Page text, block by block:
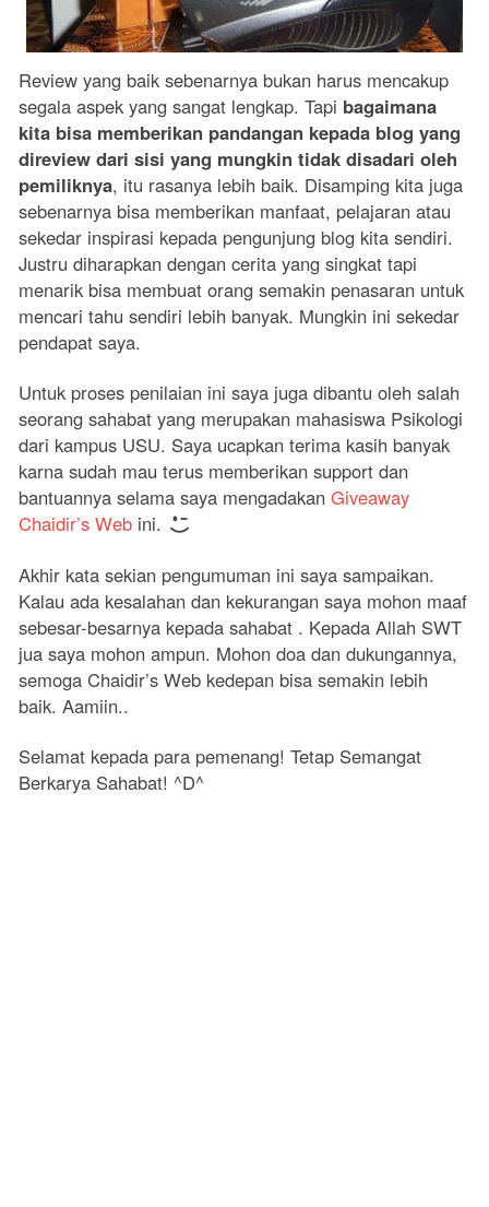
Review yang baik sebenarnya bukan harus mencakup
segala aspek yang sangat lengkap. Tapi bagaimana
kita bisa memberikan pandangan kepada blog yang
direview dari sisi yang mungkin tidak disadari oleh
pemiliknya, itu rasanya lebih baik. Disamping kita juga
sebenarnya bisa memberikan manfaat, pelajaran atau
sekedar inspirasi kepada pengunjung blog kita sendiri.
Justru diharapkan dengan cerita yang singkat tapi
menarik bisa membuat orang semakin penasaran untuk
mencari tahu sendiri lebih banyak. Mungkin ini sekedar
pendapat saya.
Untuk proses penilaian ini saya juga dibantu oleh salah
seorang sahabat yang merupakan mahasiswa Psikologi
dari kampus USU. Saya ucapkan terima kasih banyak
karna sudah mau terus memberikan support dan
bantuannya selama saya mengadakan Giveaway
Chaidir’s Web ini.
Akhir kata sekian pengumuman ini saya sampaikan.
Kalau ada kesalahan dan kekurangan saya mohon maaf
sebesar-besarnya kepada sahabat . Kepada Allah SWT
jua saya mohon ampun. Mohon doa dan dukungannya,
semoga Chaidir’s Web kedepan bisa semakin lebih
baik. Aamiin..
Selamat kepada para pemenang! Tetap Semangat
Berkarya Sahabat! ^D^